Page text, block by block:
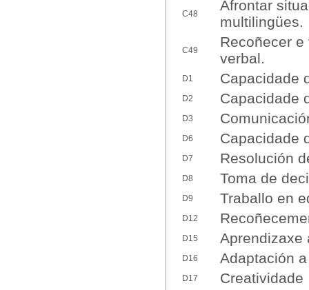
C48
Afrontar
multilingües.
C49
Recoñecer
verbal.
D1 Capacidade
D2 Capacidade
D3
D6 Capacidade
D7 Resolución
D8 Toma de
D9 Traballo en
D12
D15 Aprendizaxe
D16 Adaptación
D17 Creatividade